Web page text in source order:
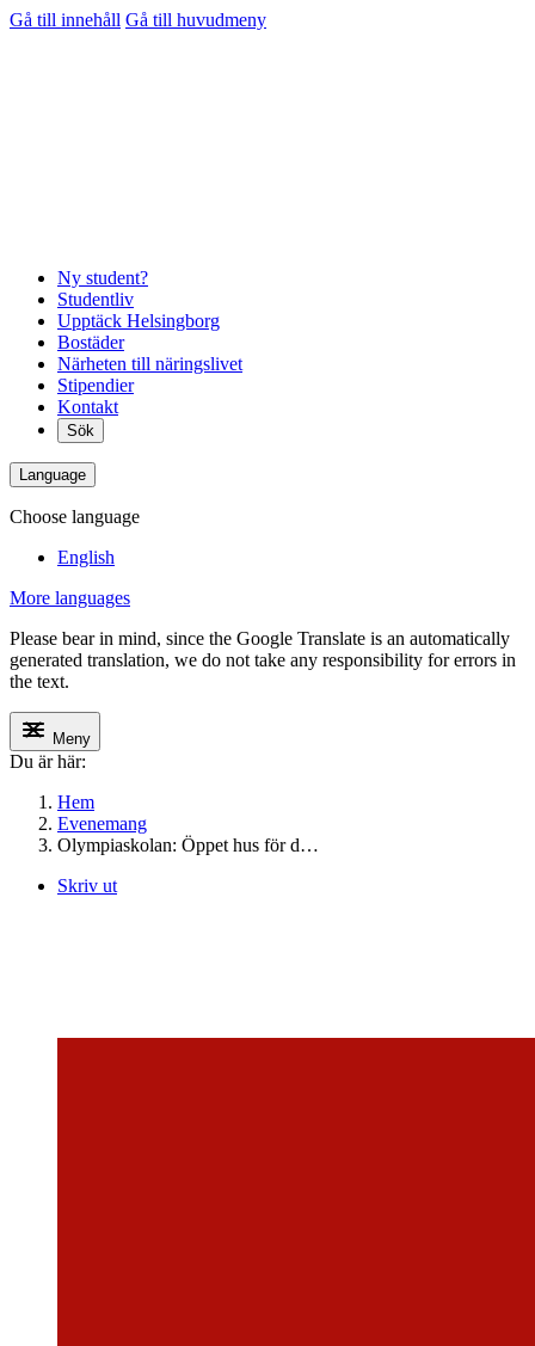
Gå till innehåll Gå till huvudmeny
Ny student?
Studentliv
Upptäck Helsingborg
Bostäder
Närheten till näringslivet
Stipendier
Kontakt
Sök
Language
Choose language
English
More languages
Please bear in mind, since the Google Translate is an automatically
generated translation, we do not take any responsibility for errors in
the text.
Meny
Du är här:
Hem
Evenemang
Olympiaskolan: Öppet hus för d…
Skriv ut